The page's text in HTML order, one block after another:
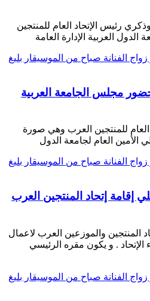
رئيس الإتحاد العام للمنتجين
الدول العربية الإدارة العامة
مجلس الجامعة العربية
العام للمنتجين العرب وهي صورة
الأمين العام لجامعة الدول
علي إقامة إتحاد المنتجين العرب
المنتجين والموزعين العرب لاعمال
الإتحاد . و يكون مقره الرئيسي